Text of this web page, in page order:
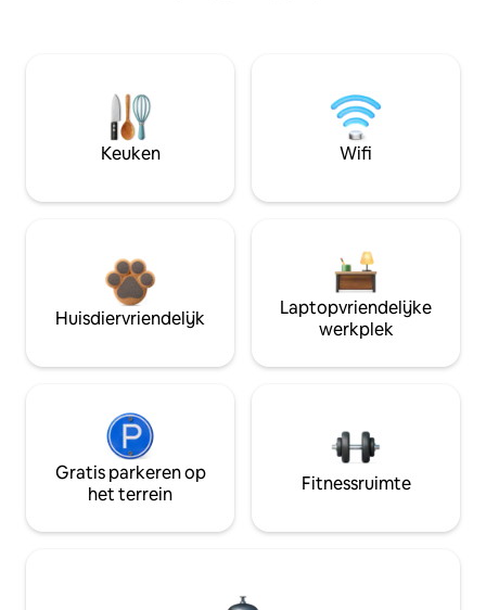
Keuken Wifi
Huisdiervriendelijk
Laptopvriendelijke
werkplek
Gratis parkeren op
het terrein
Fitnessruimte